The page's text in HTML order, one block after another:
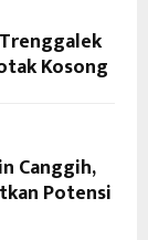
Kosong
Canggih,
Potensi